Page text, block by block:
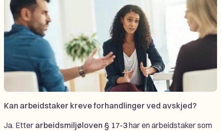
Kan arbeidstaker kreve forhandlinger ved avskjed?
Ja. Etter arbeidsmiljøloven § 17-3har en arbeidstaker som